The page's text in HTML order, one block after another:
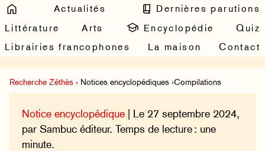
Actualités
Dernières parutions
Littérature
Arts Encyclopédie
Quiz
Librairies francophones
La maison Contact
Recherche Zéthès › Notices encyclopédiques ›Compilations
Notice encyclopédique | Le 27 septembre 2024,
par Sambuc éditeur. Temps de lecture : une
minute.